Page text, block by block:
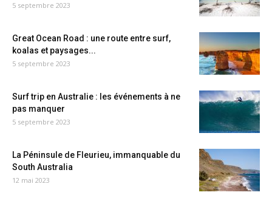
5 septembre 2023
Great Ocean Road : une route entre surf,
koalas et paysages...
5 septembre 2023
Surf trip en Australie : les événements à ne
pas manquer
5 septembre 2023
La Péninsule de Fleurieu, immanquable du
South Australia
12 mai 2023